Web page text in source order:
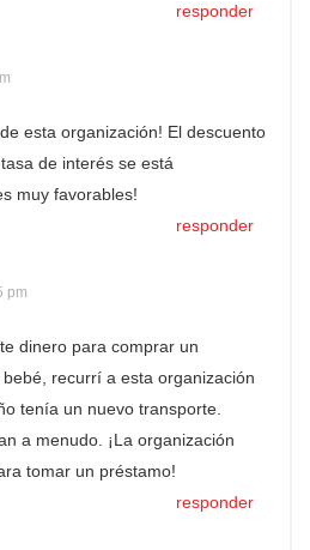
responder
esta organización! El descuento
de interés se está
muy favorables!
responder
pm
dinero para comprar un
recurrí a esta organización
tenía un nuevo transporte.
a menudo. ¡La organización
tomar un préstamo!
responder